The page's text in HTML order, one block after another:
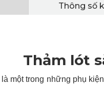
Thông số
Thảm lót
một trong những phụ